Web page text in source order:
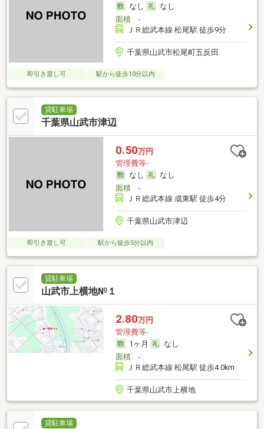
なし
なし
面積-
ＪＲ総武本線 松尾駅 徒歩9分
千葉県山武市松尾町五反田
即引き渡し可 駅から徒歩10分以内
貸駐車場
千葉県山武市津辺
0.50万円
管理費等-
なし
なし
面積-
ＪＲ総武本線 成東駅 徒歩4分
千葉県山武市津辺
即引き渡し可 駅から徒歩5分以内
貸駐車場
山武市上横地№１
2.80万円
管理費等-
1ヶ月
なし
面積-
ＪＲ総武本線 松尾駅 徒歩4.0km
千葉県山武市上横地
貸駐車場